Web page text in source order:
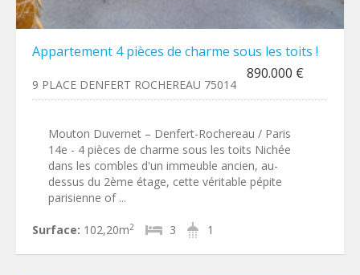
Appartement 4 pièces de charme sous les toits !
890.000 €
9 PLACE DENFERT ROCHEREAU 75014
Mouton Duvernet – Denfert-Rochereau / Paris
14e - 4 pièces de charme sous les toits Nichée
dans les combles d'un immeuble ancien, au-
dessus du 2ème étage, cette véritable pépite
parisienne of ...
Surface: 102,20m2 3 1